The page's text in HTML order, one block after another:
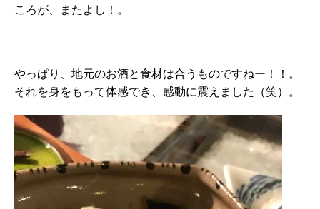
ころが、またよし！。
やっぱり、地元のお酒と食材は合うものですねー！！。
それを身をもって体感でき、感動に震えました（笑）。